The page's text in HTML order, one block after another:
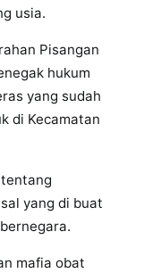
usia.
Pisangan
hukum
yang sudah
di Kecamatan
yang di buat
mafia obat